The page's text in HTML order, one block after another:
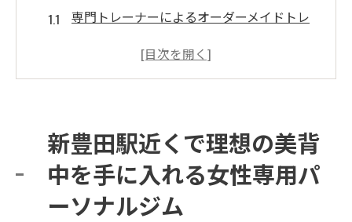
専門トレーナーによるオーダーメイドトレ
最新のトレーニング機器で効果的なエクサ
個別カウンセリングで目標設定
女性専用だからこその安心感
忙しい女性に嬉しいアクセスの良さ
新豊田駅近くで理想の美背
中を手に入れる女性専用パ
ーソナルジム